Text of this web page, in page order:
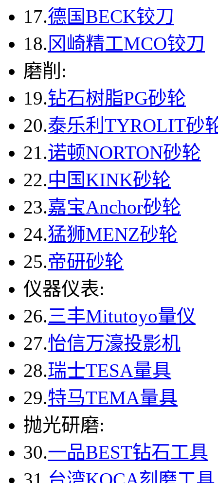
17.德国BECK铰刀
18.冈崎精工MCO铰刀
磨削:
19.钻石树脂PG砂轮
20.泰乐利TYROLIT砂
21.诺顿NORTON砂轮
22.中国KINK砂轮
23.嘉宝Anchor砂轮
24.猛狮MENZ砂轮
25.帝研砂轮
仪器仪表:
26.三丰Mitutoyo量仪
27.怡信万濠投影机
28.瑞士TESA量具
29.特马TEMA量具
抛光研磨:
30.一品BEST钻石工具